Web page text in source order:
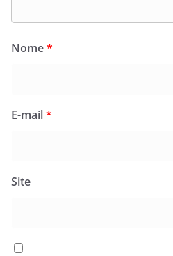
Nome*
E-mail*
Site